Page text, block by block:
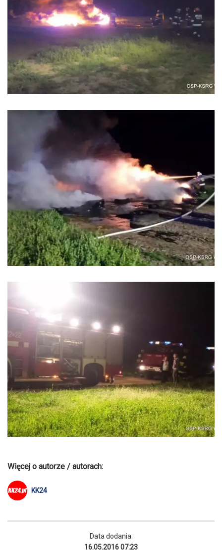
Więcej o autorze / autorach:
KK24
Data dodania:
16.05.2016 07:23